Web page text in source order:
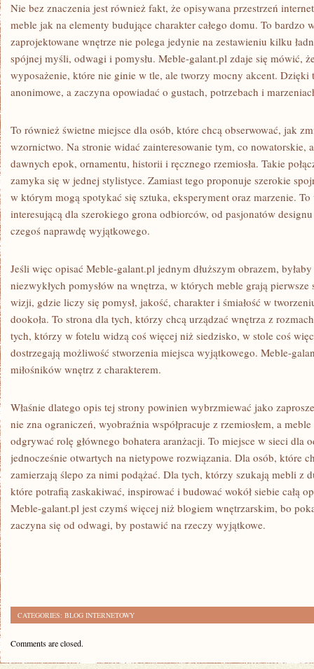
Nie bez znaczenia jest również fakt, że opisywana przestrzeń
meble jak na elementy budujące charakter całego domu. To bardzo
zaprojektowane wnętrze nie polega jedynie na zestawieniu kilku
spójnej myśli, odwagi i pomysłu. Meble-galant.pl zdaje się mówić,
wyposażenie, które nie ginie w tle, ale tworzy mocny akcent. Dzięki
anonimowe, a zaczyna opowiadać o gustach, potrzebach i
To również świetne miejsce dla osób, które chcą obserwować, jak
wzornictwo. Na stronie widać zainteresowanie tym, co nowatorskie,
dawnych epok, ornamentu, historii i ręcznego rzemiosła. Takie
zamyka się w jednej stylistyce. Zamiast tego proponuje szerokie
w którym mogą spotykać się sztuka, eksperyment oraz marzenie. To
interesującą dla szerokiego grona odbiorców, od pasjonatów
czegoś naprawdę wyjątkowego.
Jeśli więc opisać Meble-galant.pl jednym dłuższym obrazem,
niezwykłych pomysłów na wnętrza, w których meble grają pierwsze
wizji, gdzie liczy się pomysł, jakość, charakter i śmiałość w
dookoła. To strona dla tych, którzy chcą urządzać wnętrza z
tych, którzy w fotelu widzą coś więcej niż siedzisko, w stole coś
dostrzegają możliwość stworzenia miejsca wyjątkowego. Meble-
miłośników wnętrz z charakterem.
Właśnie dlatego opis tej strony powinien wybrzmiewać jako
nie zna ograniczeń, wyobraźnia współpracuje z rzemiosłem, a
odgrywać rolę głównego bohatera aranżacji. To miejsce w sieci dla
jednocześnie otwartych na nietypowe rozwiązania. Dla osób, które
zamierzają ślepo za nimi podążać. Dla tych, którzy szukają mebli z
które potrafią zaskakiwać, inspirować i budować wokół siebie całą
Meble-galant.pl jest czymś więcej niż blogiem wnętrzarskim, bo
zaczyna się od odwagi, by postawić na rzeczy wyjątkowe.
CATEGORIES: BLOG INTERNETOWY
Comments are closed.